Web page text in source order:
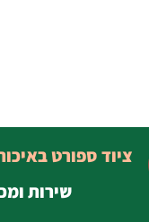
שירות
ציוד ספורט